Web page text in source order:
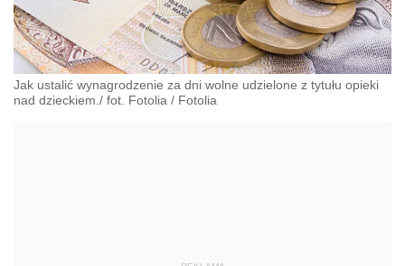
Jak ustalić wynagrodzenie za dni wolne udzielone z tytułu opieki
nad dzieckiem./ fot. Fotolia / Fotolia